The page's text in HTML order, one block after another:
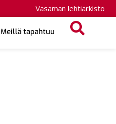
Vasaman lehtiarkisto
Meillä tapahtuu